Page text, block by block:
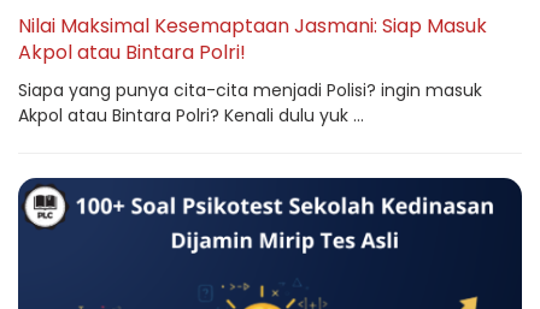
Nilai Maksimal Kesemaptaan Jasmani: Siap Masuk
Akpol atau Bintara Polri!
Siapa yang punya cita-cita menjadi Polisi? ingin masuk
Akpol atau Bintara Polri? Kenali dulu yuk ...